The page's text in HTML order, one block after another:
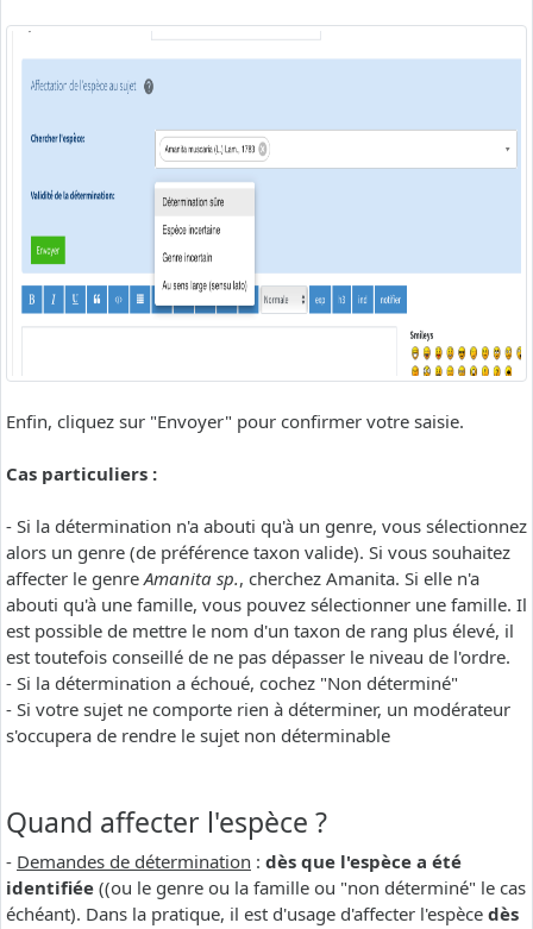
Enfin, cliquez sur "Envoyer" pour confirmer votre saisie.
Cas particuliers :
- Si la détermination n'a abouti qu'à un genre, vous sélectionnez
alors un genre (de préférence taxon valide). Si vous souhaitez
affecter le genreAmanita sp., cherchez Amanita. Si elle n'a
abouti qu'à une famille, vous pouvez sélectionner une famille. Il
est possible de mettre le nom d'un taxon de rang plus élevé, il
est toutefois conseillé de ne pas dépasser le niveau de l'ordre.
- Si la détermination a échoué, cochez "Non déterminé"
- Si votre sujet ne comporte rien à déterminer, un modérateur
s'occupera de rendre le sujet non déterminable
Quand affecter l'espèce ?
- Demandes de détermination : dès que l'espèce a été
identifiée ((ou le genre ou la famille ou "non déterminé" le cas
échéant). Dans la pratique, il est d'usage d'affecter l'espèce dès